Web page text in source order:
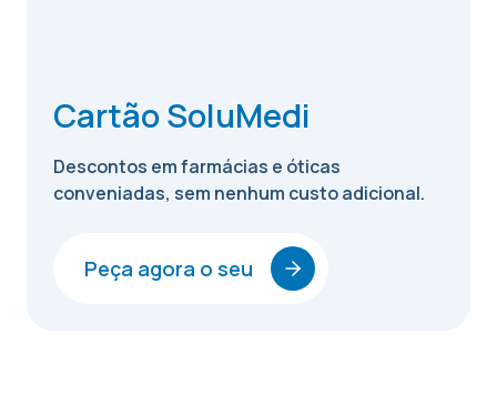
Cartão SoluMedi
Descontos em farmácias e óticas
conveniadas, sem nenhum custo adicional.
Peça agora o seu